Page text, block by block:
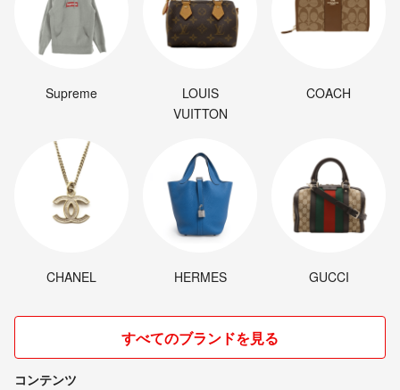
Supreme
LOUIS
VUITTON
COACH
CHANEL HERMES GUCCI
すべてのブランドを見る
コンテンツ